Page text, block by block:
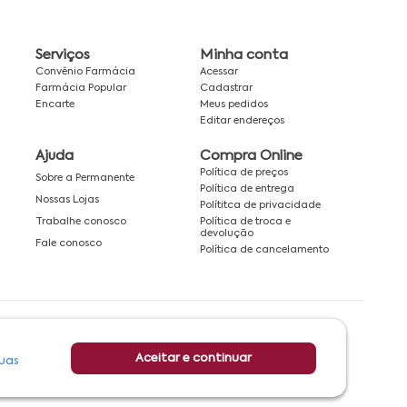
Aceitar e continuar
Serviços
Convênio Farmácia
Farmácia Popular
Encarte
Minha conta
Acessar
Cadastrar
Meus pedidos
Editar endereços
Ajuda
Sobre a Permanente
Nossas Lojas
Trabalhe conosco
Fale conosco
Compra Online
Política de preços
Política de entrega
Polítitca de privacidade
Política de troca e
devolução
Política de cancelamento